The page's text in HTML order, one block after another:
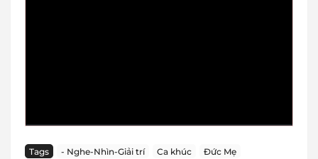
Tags - Nghe-Nhìn-Giải trí Ca khúc
Đức Mẹ